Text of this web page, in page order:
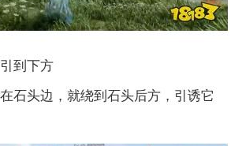
到下方
石头边，就绕到石头后方，引诱它